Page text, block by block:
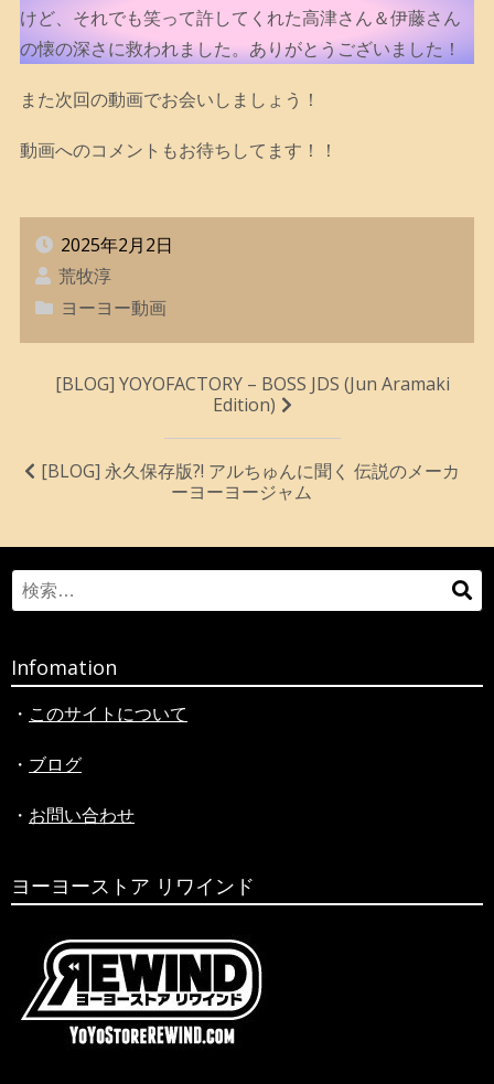
けど、それでも笑って許してくれた高津さん＆伊藤さん
の懐の深さに救われました。ありがとうございました！
また次回の動画でお会いしましょう！
動画へのコメントもお待ちしてます！！
2025年2月2日
荒牧淳
ヨーヨー動画
ナ
ビ
ー
シ
ン
[BLOG] YOYOFACTORY – BOSS JDS (Jun Aramaki
Edition)
[BLOG] 永久保存版?! アルちゅんに聞く 伝説のメーカ
ーヨーヨージャム
Search
for:
検
Infomation
・ このサイトについて
・ ブログ
・ お問い合わせ
ヨーヨーストア リワインド